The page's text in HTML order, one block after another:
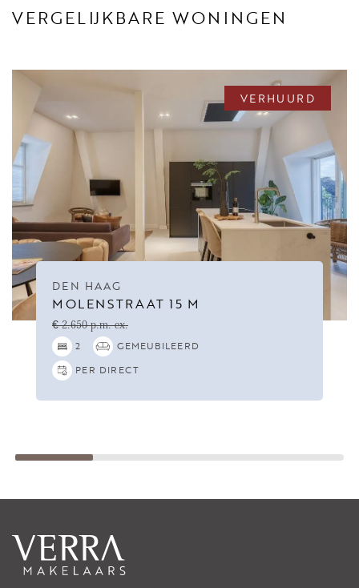
VERGELIJKBARE WONINGEN
VERHUURD
DEN HAAG
MOLENSTRAAT 15 M
€ 2.650 p.m. ex.
2
GEMEUBILEERD
PER DIRECT